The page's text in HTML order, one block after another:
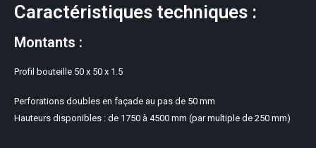
Caractéristiques techniques :
Montants :
Profil bouteille 50 x 50 x 1.5
Perforations doubles en façade au pas de 50 mm
Hauteurs disponibles : de 1750 à 4500 mm (par multiple de 250 mm)